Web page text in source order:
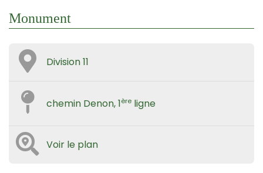
Monument
Division 11
chemin Denon, 1ère ligne
Voir le plan